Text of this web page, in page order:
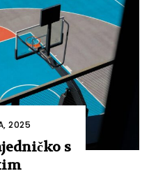
2025
s